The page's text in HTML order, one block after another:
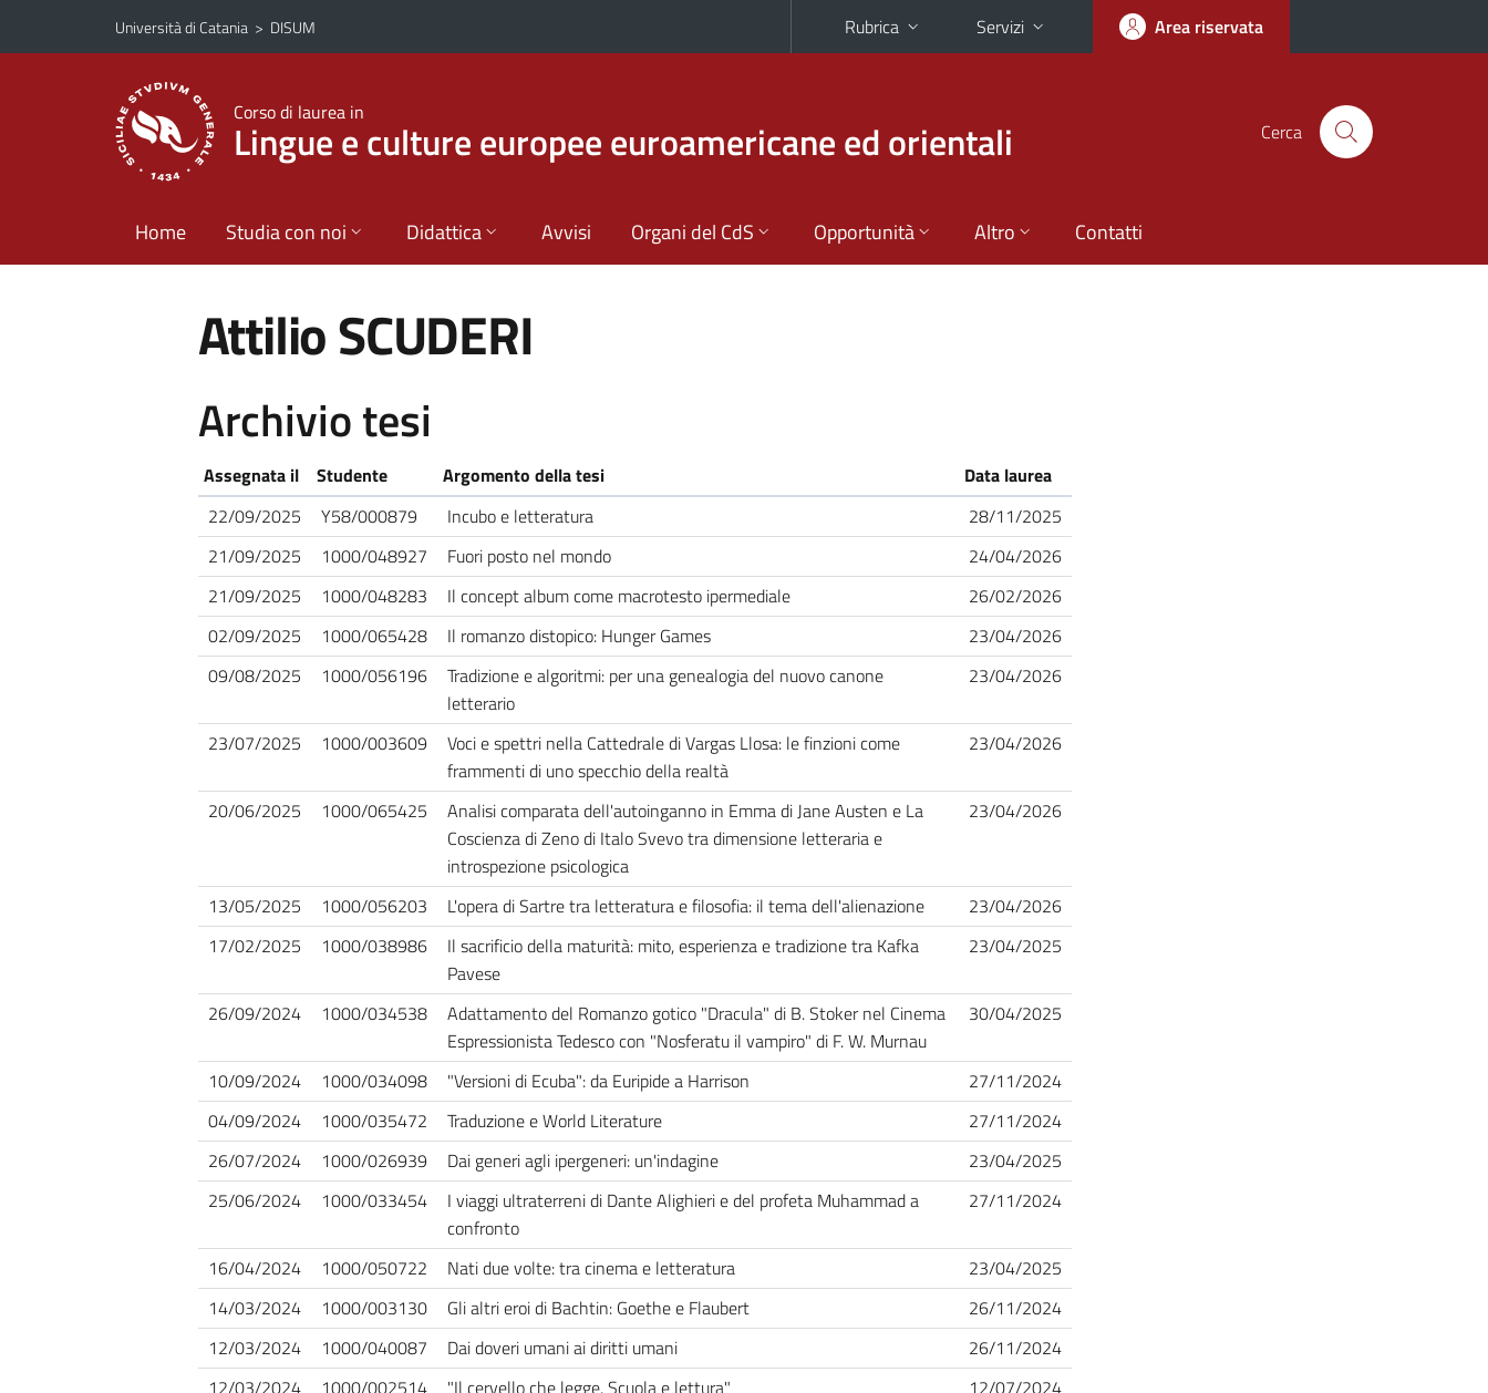
Vai al contenuto principale
Vai al menu di navigazione
Università di Catania > DISUM Rubrica Servizi Area riservata
Corso di laurea in
Lingue e culture europee euroamericane ed orientali Cerca
Home Studia con noi Didattica Avvisi Organi del CdS Opportunità Altro Contatti
Attilio SCUDERI
Archivio tesi
Assegnata il Studente Argomento della tesi
Data laurea
22/09/2025
Y58/000879 Incubo e letteratura
28/11/2025
21/09/2025
1000/048927 Fuori posto nel mondo
24/04/2026
21/09/2025
1000/048283 Il concept album come macrotesto ipermediale
26/02/2026
02/09/2025
1000/065428 Il romanzo distopico: Hunger Games
23/04/2026
09/08/2025
1000/056196
Tradizione e algoritmi: per una genealogia del nuovo canone
letterario
23/04/2026
23/07/2025 1000/003609
Voci e spettri nella Cattedrale di Vargas Llosa: le finzioni come
frammenti di uno specchio della realtà
23/04/2026
20/06/2025 1000/065425
Analisi comparata dell'autoinganno in Emma di Jane Austen e La
Coscienza di Zeno di Italo Svevo tra dimensione letteraria e
introspezione psicologica
23/04/2026
13/05/2025 1000/056203 L'opera di Sartre tra letteratura e filosofia: il tema dell'alienazione
23/04/2026
17/02/2025
1000/038986
Il sacrificio della maturità: mito, esperienza e tradizione tra Kafka
Pavese
23/04/2025
26/09/2024 1000/034538
Adattamento del Romanzo gotico "Dracula" di B. Stoker nel Cinema
Espressionista Tedesco con "Nosferatu il vampiro" di F. W. Murnau
30/04/2025
10/09/2024 1000/034098 "Versioni di Ecuba": da Euripide a Harrison
27/11/2024
04/09/2024
1000/035472 Traduzione e World Literature
27/11/2024
26/07/2024
1000/026939 Dai generi agli ipergeneri: un'indagine
23/04/2025
25/06/2024
1000/033454
I viaggi ultraterreni di Dante Alighieri e del profeta Muhammad a
confronto
27/11/2024
16/04/2024 1000/050722 Nati due volte: tra cinema e letteratura
23/04/2025
14/03/2024
1000/003130 Gli altri eroi di Bachtin: Goethe e Flaubert
26/11/2024
12/03/2024
1000/040087 Dai doveri umani ai diritti umani
26/11/2024
12/03/2024
1000/002514 "Il cervello che legge. Scuola e lettura"
12/07/2024